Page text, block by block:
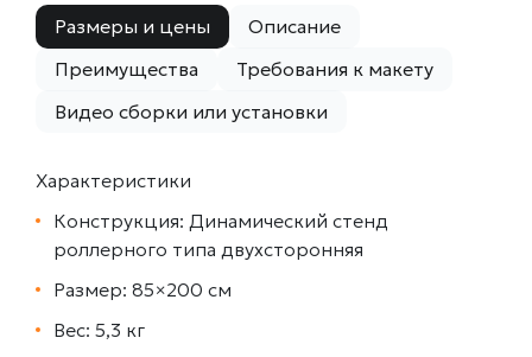
Размеры и цены
Описание
Преимущества
Требования к макету
Видео сборки или установки
Характеристики
Конструкция: Динамический стенд
роллерного типа двухсторонняя
Размер: 85×200 см
Вес: 5,3 кг